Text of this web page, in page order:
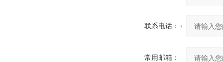
联系电话：
常用邮箱：